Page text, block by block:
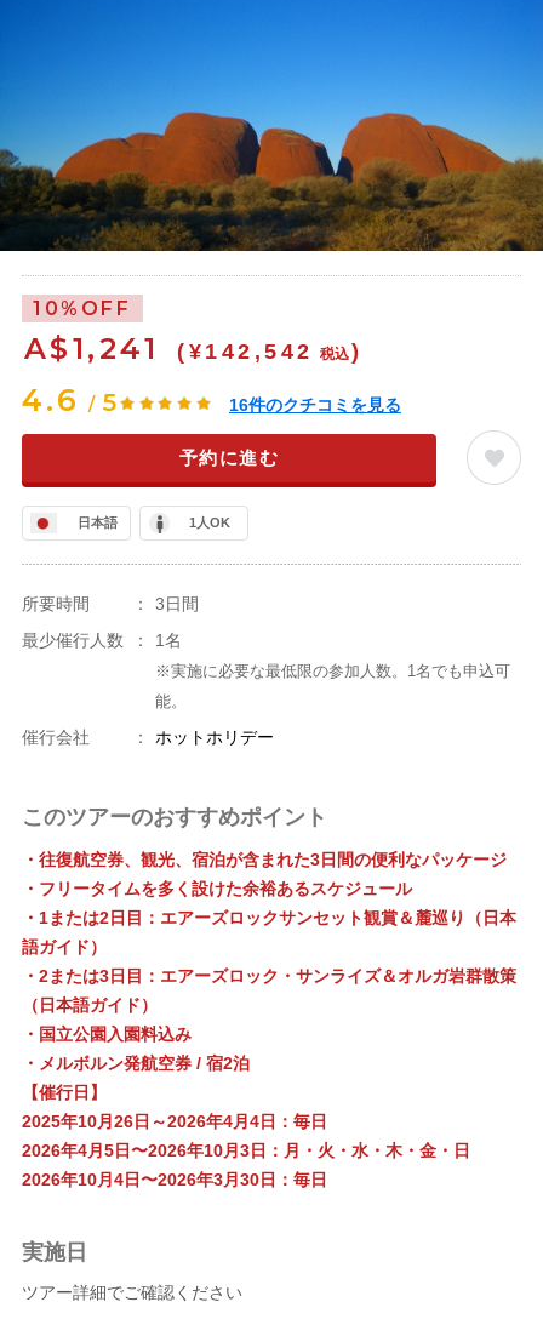
10%OFF
A$1,241 (¥142,542 税込)
4.6 / 5 16件のクチコミを見る
予約に進む
日本語 1人OK
所要時間 ：
3日間
最少催行人数
： 1名
※実施に必要な最低限の参加人数。1名でも申込可
能。
催行会社 ： ホットホリデー
このツアーのおすすめポイント
・往復航空券、観光、宿泊が含まれた3日間の便利なパッケージ
・フリータイムを多く設けた余裕あるスケジュール
・1または2日目：エアーズロックサンセット観賞＆麓巡り（日本
語ガイド）
・2または3日目：エアーズロック・サンライズ＆オルガ岩群散策
（日本語ガイド）
・国立公園入園料込み
・メルボルン発航空券 / 宿2泊
【催行日】
2025年10月26日～2026年4月4日：毎日
2026年4月5日〜2026年10月3日：月・火・水・木・金・日
2026年10月4日〜2026年3月30日：毎日
実施日
ツアー詳細でご確認ください